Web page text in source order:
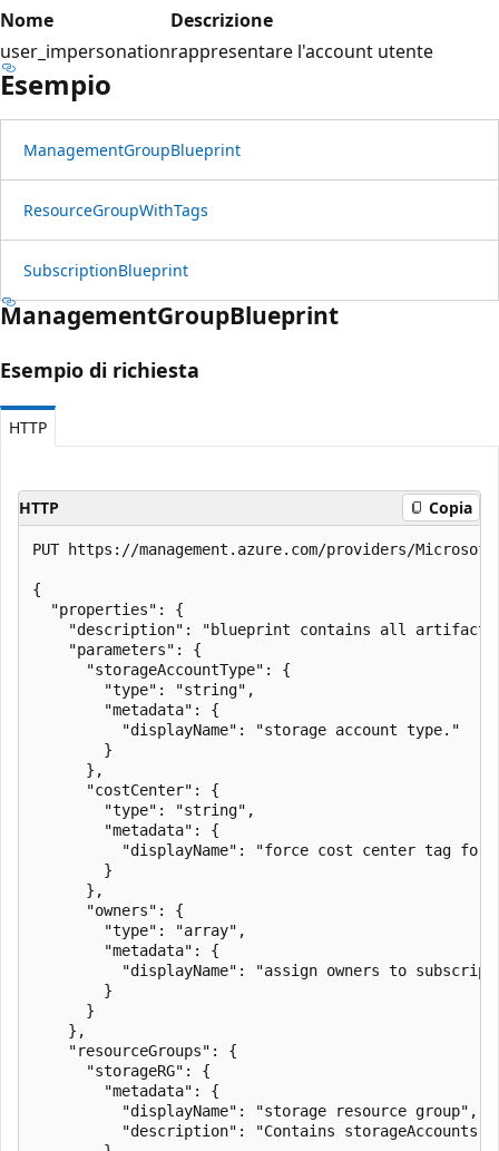
Nome
Descrizione
user_impersonationrappresentare l'account utente
Esempio
ManagementGroupBlueprint
ResourceGroupWithTags
SubscriptionBlueprint
ManagementGroupBlueprint
Esempio di richiesta
HTTP
HTTP Copia
PUT https://management.azure.com/providers/
{
  "properties": {
"description": "blueprint contains all artifact
    "parameters": {
      "storageAccountType": {
        "type": "string",
        "metadata": {
          "displayName": "storage account type."
        }
      },
      "costCenter": {
        "type": "string",
        "metadata": {
"displayName": "force cost center tag for
        }
      },
      "owners": {
        "type": "array",
        "metadata": {
"displayName": "assign owners to
        }
      }
    },
    "resourceGroups": {
      "storageRG": {
        "metadata": {
          "displayName": "storage resource group",
"description": "Contains storageAccounts